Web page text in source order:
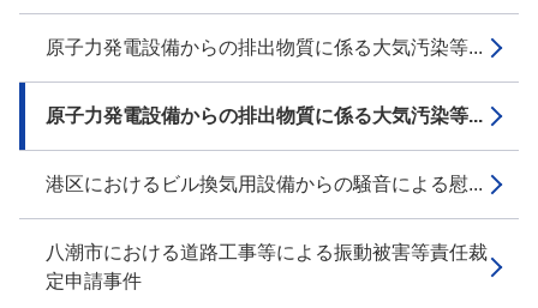
原子力発電設備からの排出物質に係る大気汚染等...
原子力発電設備からの排出物質に係る大気汚染等...
港区におけるビル換気用設備からの騒音による慰...
八潮市における道路工事等による振動被害等責任裁
定申請事件